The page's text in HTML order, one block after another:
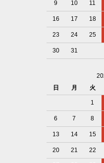
9 10 11
16 17 18
23 24 25
30 31
日
月 火
1
6 7 8
13 14 15
20 21 22